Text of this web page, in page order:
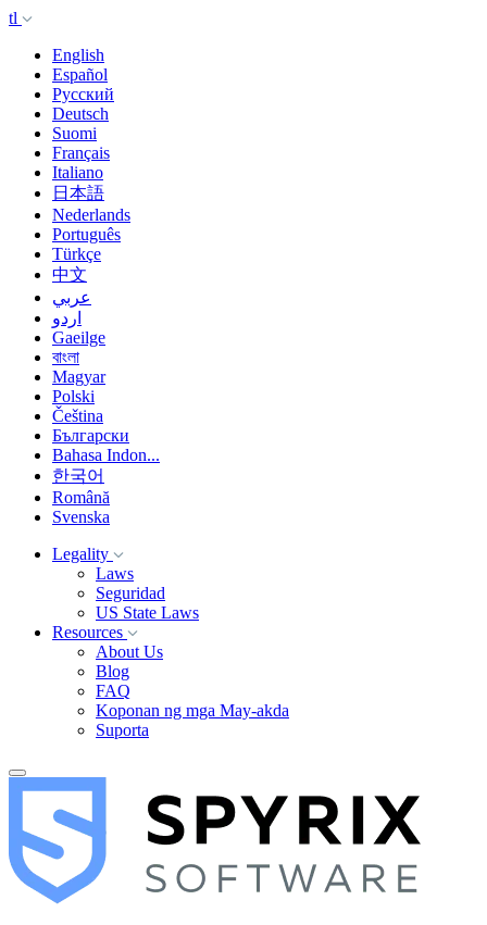
tl
English
Español
Русский
Deutsch
Suomi
Français
Italiano
日本語
Nederlands
Português
Türkçe
中文
عربي
اردو
Gaeilge
বাংলা
Magyar
Polski
Čeština
Български
Bahasa Indon...
한국어
Română
Svenska
Legality
Laws
Seguridad
US State Laws
Resources
About Us
Blog
FAQ
Koponan ng mga May-akda
Suporta